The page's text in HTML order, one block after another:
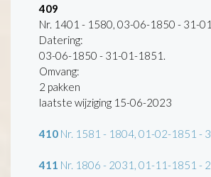
409
Nr. 1401 - 1580, 03-06-1850 - 31-
Datering:
03-06-1850 - 31-01-1851.
Omvang:
2 pakken
laatste wijziging 15-06-2023
410 Nr. 1581 - 1804, 01-02-1851 -
411 Nr. 1806 - 2031, 01-11-1851 -